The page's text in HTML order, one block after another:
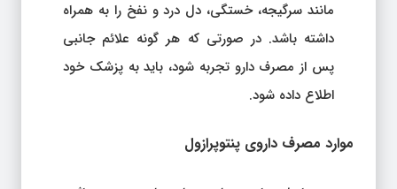
مانند سرگیجه، خستگی، دل درد و نفخ را به همراه
داشته باشد. در صورتی که هر گونه علائم جانبی
پس از مصرف دارو تجربه شود، باید به پزشک خود
اطلاع داده شود.
موارد مصرف داروی پنتوپرازول